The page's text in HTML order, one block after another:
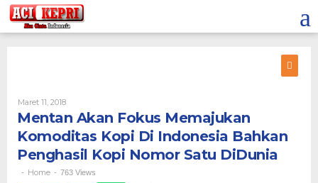
Lewati
ke
konten
Maret 11, 2018Oleh
Mentan Akan Fokus Memajukan
Komoditas Kopi Di Indonesia Bahkan
Penghasil Kopi Nomor Satu DiDunia
- Home - 763 Views